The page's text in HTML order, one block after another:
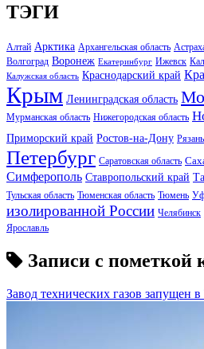
ТЭГИ
Алтай Арктика Архангельская область
Волгоград Воронеж Екатеринбург Ижевск
Калужская область Краснодарский край
Крым Ленинградская область
Мурманская область Нижегородская область
Приморский край Ростов-на-Дону Рязань
Петербург Саратовская область
Симферополь Ставропольский край
Тульская область Тюменская область Тюмень
изолированной России Челябинск
Ярославль
Записи с пометкой
Завод технических газов запущен